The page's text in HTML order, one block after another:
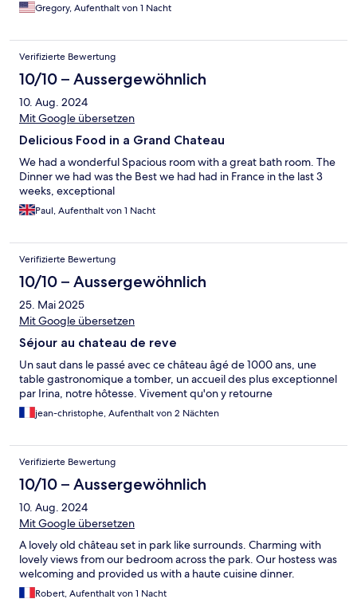
Gregory, Aufenthalt von 1 Nacht
Verifizierte Bewertung
10/10 – Aussergewöhnlich
10. Aug. 2024
Mit Google übersetzen
Delicious Food in a Grand Chateau
We had a wonderful Spacious room with a great bath room. The
Dinner we had was the Best we had had in France in the last 3
weeks, exceptional
Paul, Aufenthalt von 1 Nacht
Verifizierte Bewertung
10/10 – Aussergewöhnlich
25. Mai 2025
Mit Google übersetzen
Séjour au chateau de reve
Un saut dans le passé avec ce château âgé de 1000 ans, une
table gastronomique a tomber, un accueil des plus exceptionnel
par Irina, notre hôtesse. Vivement qu'on y retourne
jean-christophe, Aufenthalt von 2 Nächten
Verifizierte Bewertung
10/10 – Aussergewöhnlich
10. Aug. 2024
Mit Google übersetzen
A lovely old château set in park like surrounds. Charming with
lovely views from our bedroom across the park. Our hostess was
welcoming and provided us with a haute cuisine dinner.
Robert, Aufenthalt von 1 Nacht